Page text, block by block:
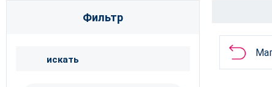
Фильтр
искать